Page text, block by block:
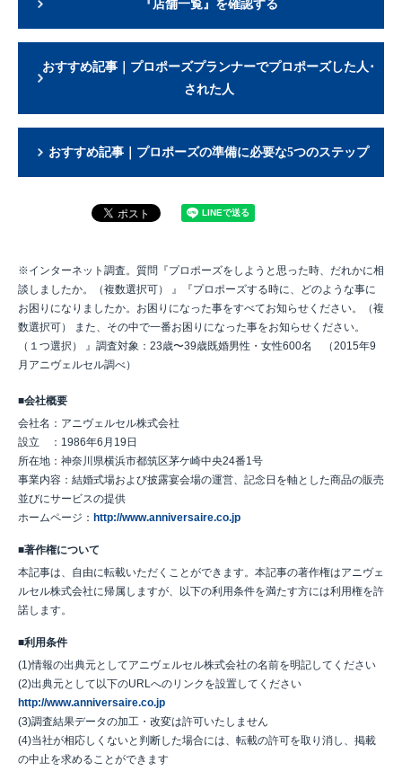
『店舗一覧』を確認する
おすすめ記事｜プロポーズプランナーでプロポーズした人･
された人
おすすめ記事｜プロポーズの準備に必要な5つのステップ
※インターネット調査。質問『プロポーズをしようと思った時、だれかに相
談しましたか。（複数選択可） 』『プロポーズする時に、どのような事に
お困りになりましたか。お困りになった事をすべてお知らせください。（複
数選択可） また、その中で一番お困りになった事をお知らせください。
（１つ選択） 』調査対象：23歳〜39歳既婚男性・女性600名 （2015年9
月アニヴェルセル調べ）
■会社概要
会社名：アニヴェルセル株式会社
設立 ：1986年6月19日
所在地：神奈川県横浜市都筑区茅ケ崎中央24番1号
事業内容：結婚式場および披露宴会場の運営、記念日を軸とした商品の販売
並びにサービスの提供
ホームページ： http://www.anniversaire.co.jp
■著作権について
本記事は、自由に転載いただくことができます。本記事の著作権はアニヴェ
ルセル株式会社に帰属しますが、以下の利用条件を満たす方には利用権を許
諾します。
■利用条件
(1)情報の出典元としてアニヴェルセル株式会社の名前を明記してください
(2)出典元として以下のURLへのリンクを設置してください
http://www.anniversaire.co.jp
(3)調査結果データの加工・改変は許可いたしません
(4)当社が相応しくないと判断した場合には、転載の許可を取り消し、掲載
の中止を求めることができます